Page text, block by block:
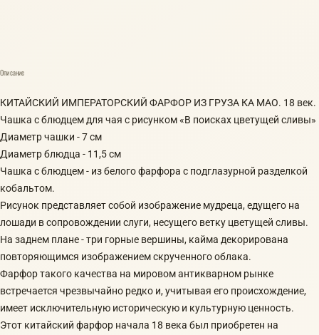
Описание
КИТАЙСКИЙ ИМПЕРАТОРСКИЙ ФАРФОР ИЗ ГРУЗА КА МАО. 18 век.
Чашка с блюдцем для чая с рисунком «В поисках цветущей сливы»
Диаметр чашки - 7 см
Диаметр блюдца - 11,5 см
Чашка с блюдцем - из белого фарфора с подглазурной разделкой
кобальтом.
Рисунок представляет собой изображение мудреца, едущего на
лошади в сопровождении слуги, несущего ветку цветущей сливы.
На заднем плане - три горные вершины, кайма декорирована
повторяющимся изображением скрученного облака.
Фарфор такого качества на мировом антикварном рынке
встречается чрезвычайно редко и, учитывая его происхождение,
имеет исключительную историческую и культурную ценность.
Этот китайский фарфор начала 18 века был приобретен на